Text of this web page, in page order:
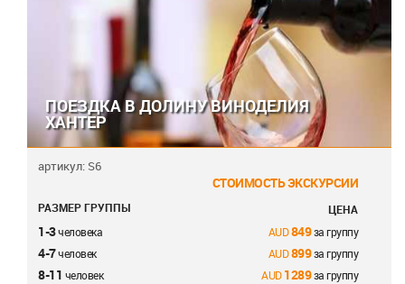
ПОЕЗДКА В ДОЛИНУ ВИНОДЕЛИЯ
ХАНТЕР
артикул: S6
СТОИМОСТЬ ЭКСКУРСИИ
РАЗМЕР ГРУППЫ ЦЕНА
1-3человека 849за группу
4-7человек 899за группу
8-11 человек 1289за группу